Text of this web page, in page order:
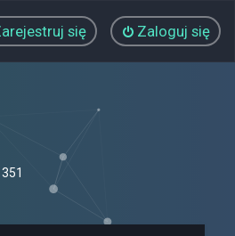
Zaloguj się
się